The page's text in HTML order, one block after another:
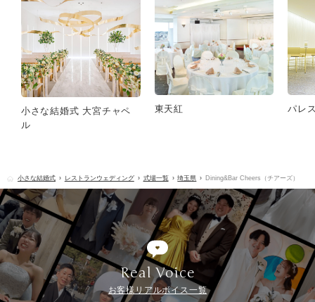
小さな結婚式 大宮チャペ
ル
東天紅 パレ
小さな結婚式 レストランウェディング 式場一覧 埼玉県 Dining&Bar Cheers（チアーズ）
Real Voice
お客様リアルボイス一覧